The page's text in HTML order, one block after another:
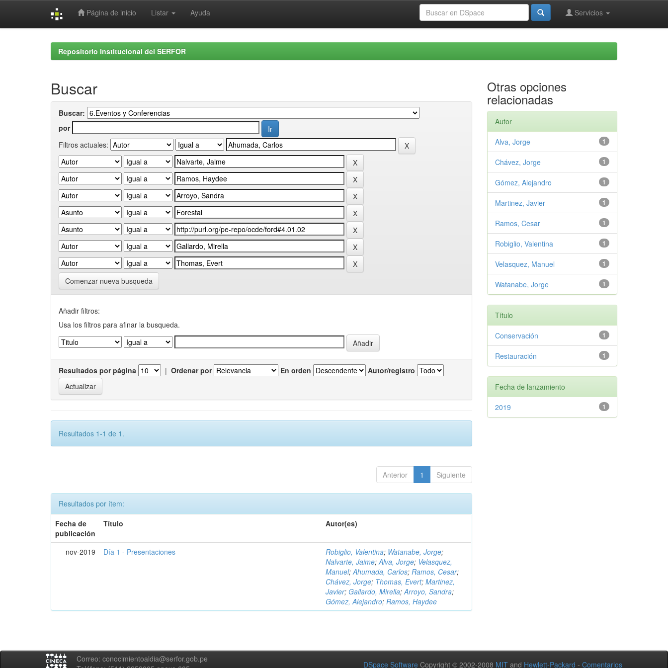
Página de inicio Listar Ayuda Servicios
Repositorio Institucional del SERFOR
Buscar
Buscar:
por
Filtros actuales:
Comenzar nueva busqueda
Añadir filtros:
Usa los filtros para afinar la busqueda.
Resultados por página | Ordenar por En orden Autor/registro
Resultados 1-1 de 1.
Anterior 1 Siguiente
Resultados por ítem:
Fecha de
publicación
Título Autor(es)
nov-2019 Día 1 - Presentaciones Robiglio, Valentina; Watanabe, Jorge;
Nalvarte, Jaime;Alva, Jorge; Velasquez,
Manuel;Ahumada, Carlos;Ramos, Cesar;
Chávez, Jorge; Thomas, Evert;Martinez,
Javier; Gallardo, Mirella;Arroyo, Sandra;
Gómez, Alejandro;Ramos, Haydee
Otras opciones
relacionadas
Autor
1
Alva, Jorge
1
Chávez, Jorge
1
Gómez, Alejandro
1
Martinez, Javier
1
Ramos, Cesar
1
Robiglio, Valentina
1
Velasquez, Manuel
1
Watanabe, Jorge
Título
1
Conservación
1
Restauración
Fecha de lanzamiento
1
2019
Correo: conocimientoaldia@serfor.gob.pe
DSpace Software Copyright © 2002-2008 MIT and Hewlett-Packard - Comentarios